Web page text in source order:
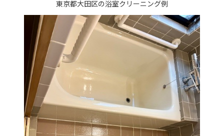
東京都大田区の浴室クリーニング例